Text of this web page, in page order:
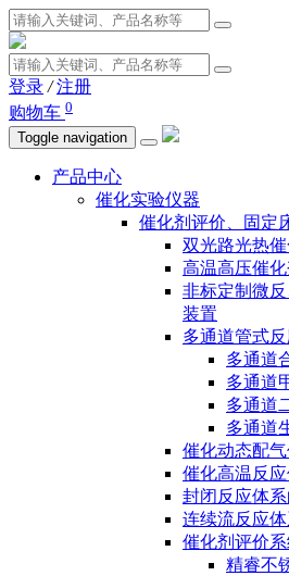
登录 / 注册
购物车 0
Toggle navigation
产品中心
催化实验仪器
催化剂评价、固定
双光路光热
高温高压催
非标定制微
装置
多通道管式
多通道
多通道
多通道
多通道
催化动态配气
催化高温反应
封闭反应体
连续流反应
催化剂评价
精睿不